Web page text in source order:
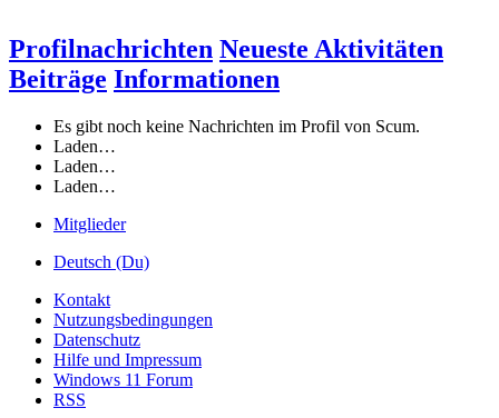
Profilnachrichten Neueste Aktivitäten
Beiträge Informationen
Es gibt noch keine Nachrichten im Profil von Scum.
Laden…
Laden…
Laden…
Mitglieder
Deutsch (Du)
Kontakt
Nutzungsbedingungen
Datenschutz
Hilfe und Impressum
Windows 11 Forum
RSS